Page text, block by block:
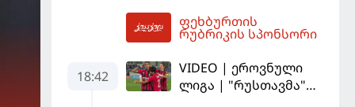
სჭირდება,
რომელსაც 100%-ით
მიიღებს" - განაცხადა
"ლივერპულის"
ყოფილმა მეკარემ
იქნება პსჟ-ს
ძირითადი მეკარე?
ფეხბურთის
რუბრიკის სპონსორი
18:42
VIDEO | ეროვნული
ლიგა | "რუსთავმა"